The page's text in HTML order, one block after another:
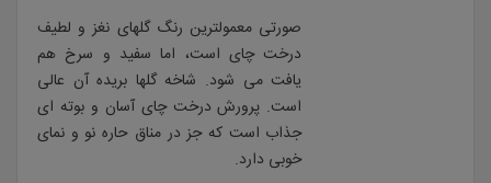
صورتی معمولترین رنگ گلهای نغز و لطیف
درخت چای است، اما سفید و سرخ هم
یافت می شود. شاخه گلها بریده آن عالی
است. پرورش درخت چای آسان و بوته ای
جذاب است که جز در مناق حاره نو و نمای
خوبی دارد.